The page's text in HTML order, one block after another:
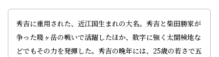
秀吉に重用された、近江国生まれの大名。秀吉と柴田勝家が
争った賤ヶ岳の戦いで活躍したほか、数字に強く太閤検地な
どでもその力を発揮した。秀吉の晩年には、25歳の若さで五